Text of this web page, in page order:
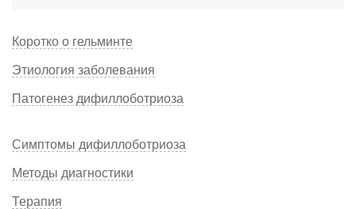
Коротко о гельминте
Этиология заболевания
Патогенез дифиллоботриоза
Симптомы дифиллоботриоза
Методы диагностики
Терапия